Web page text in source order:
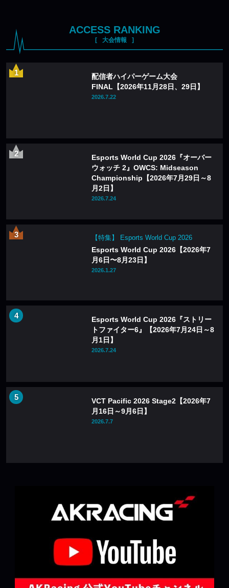
ACCESS RANKING
大会情報
配信者ハイパーゲーム大会
FINAL【2026年11月28日、29日】
2026.7.22
Esports World Cup 2026『オーバー
ウォッチ 2』OWCS: Midseason
Championship【2026年7月29日～8
月2日】
2026.7.24
【特集】 Esports World Cup 2026
Esports World Cup 2026【2026年7
月6日〜8月23日】
2026.1.27
Esports World Cup 2026『ストリー
トファイター6』【2026年7月24日～8
月1日】
2026.7.24
VCT Pacific 2026 Stage2【2026年7
月16日～9月6日】
2026.7.7